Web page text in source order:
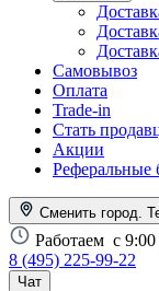
Самовывоз
Оплата
Trade-in
Стать
Акции
Реферальные
Сменить город.
Работаем с
8 (495) 225-99-22
Чат